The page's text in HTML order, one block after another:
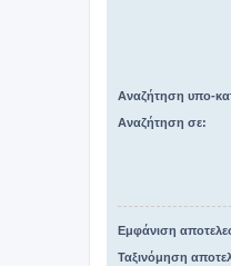
Αναζήτηση υπο-
Αναζήτηση σε:
Εμφάνιση
Ταξινόμηση